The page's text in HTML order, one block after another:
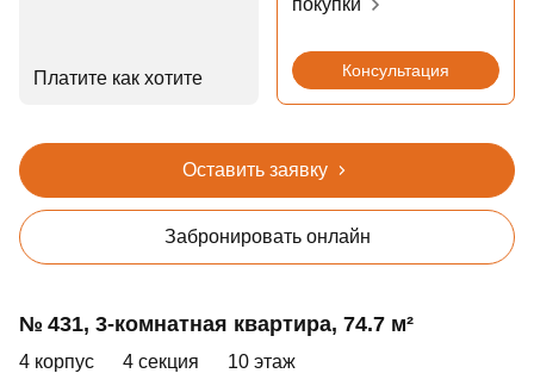
Платите как хотите
покупки
Консультация
Оставить заявку
Забронировать онлайн
№ 431, 3‑комнатная квартира, 74.7 м²
4 корпус 4 секция 10 этаж